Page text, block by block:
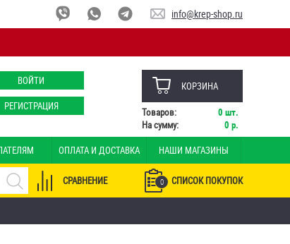
info@krep-shop.ru
ВОЙТИ
РЕГИСТРАЦИЯ
КОРЗИНА
Товаров: 0 шт.
На сумму:
0 р.
ОПЛАТА И ДОСТАВКА НАШИ МАГАЗИНЫ
0 СПИСОК ПОКУПОК
СРАВНЕНИЕ